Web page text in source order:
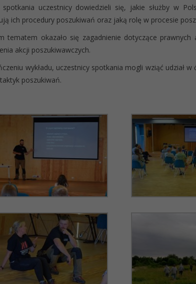
spotkania uczestnicy dowiedzieli się, jakie służby w
ich procedury poszukiwań oraz jaką rolę w procesie
tematem okazało się zagadnienie dotyczące
akcji poszukiwawczych.
wykładu, uczestnicy spotkania mogli wziąć udział
poszukiwań.